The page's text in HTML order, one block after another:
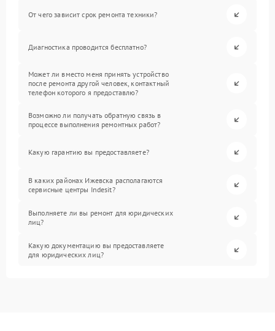
От чего зависит срок ремонта техники?
Диагностика проводится бесплатно?
Может ли вместо меня принять устройство
после ремонта другой человек, контактный
телефон которого я предоставлю?
Возможно ли получать обратную связь в
процессе выполнения ремонтных работ?
Какую гарантию вы предоставляете?
В каких районах Ижевска располагаются
сервисные центры Indesit?
Выполняете ли вы ремонт для юридических
лиц?
Какую документацию вы предоставляете
для юридических лиц?